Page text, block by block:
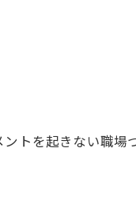
トを起きない職場